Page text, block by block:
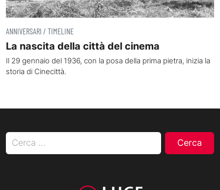
ANNIVERSARI / TIMELINE
La nascita della città del cinema
Il 29 gennaio del 1936, con la posa della prima pietra, inizia la
storia di Cinecittà.
Ricerca per: